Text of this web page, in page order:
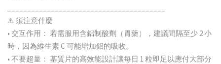
⚠️ 須注意什麼
• 交互作用： 若需服用含鋁制酸劑（胃藥），建議間隔至少 2 小
時，因為維生素 C 可能增加鋁的吸收。
• 不要超量： 基質片的高效能設計讓每日 1 粒即足以應付大部分